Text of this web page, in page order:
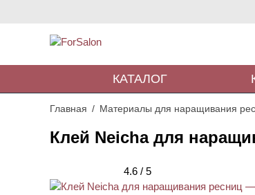
КАТАЛОГ
Главная Материалы для наращивания
Клей Neicha для
4.6 / 5